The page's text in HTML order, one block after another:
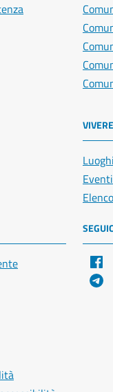
Luoghi
Eventi